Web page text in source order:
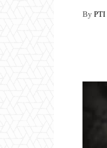
By PTI